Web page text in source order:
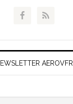
AEROVFR